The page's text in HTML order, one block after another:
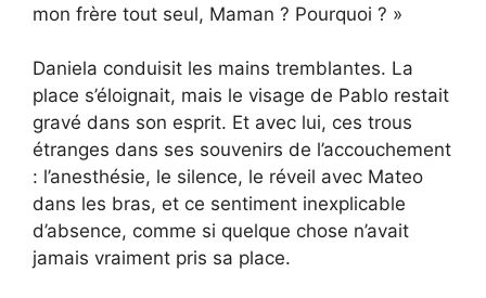
mon frère tout seul, Maman ? Pourquoi ? »
Daniela conduisit les mains tremblantes. La
place s’éloignait, mais le visage de Pablo restait
gravé dans son esprit. Et avec lui, ces trous
étranges dans ses souvenirs de l’accouchement
: l’anesthésie, le silence, le réveil avec Mateo
dans les bras, et ce sentiment inexplicable
d’absence, comme si quelque chose n’avait
jamais vraiment pris sa place.